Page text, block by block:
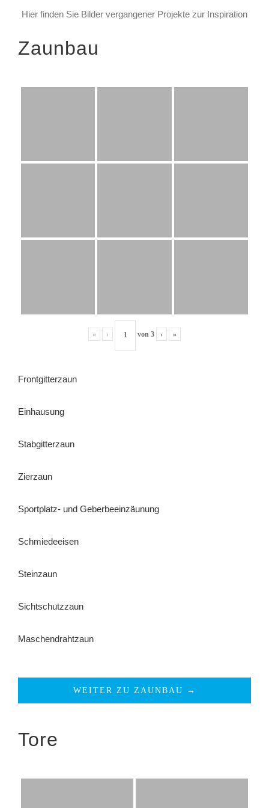
Hier finden Sie Bilder vergangener Projekte zur Inspiration
Zaunbau
« ‹ von 3 › »
Frontgitterzaun
Einhausung
Stabgitterzaun
Zierzaun
Sportplatz- und Geberbeeinzäunung
Schmiedeeisen
Steinzaun
Sichtschutzzaun
Maschendrahtzaun
WEITER ZU ZAUNBAU →
Tore